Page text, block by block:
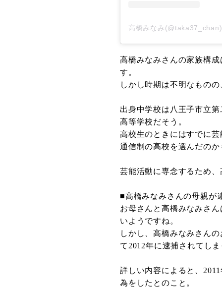
高橋みなみ
高橋みなみさんの家族構
す。
しかし時期は不明なもの
出身中学校は八王子市立
高等学校だそう。
高校生のときにはすでに
通信制の高校を選んだの
芸能活動に専念するため
■高橋みなみさんの母親が
お母さんと高橋みなみさ
いようですね。
しかし、高橋みなみさん
て2012年に逮捕されてし
詳しい内容によると、
為をしたとのこと。